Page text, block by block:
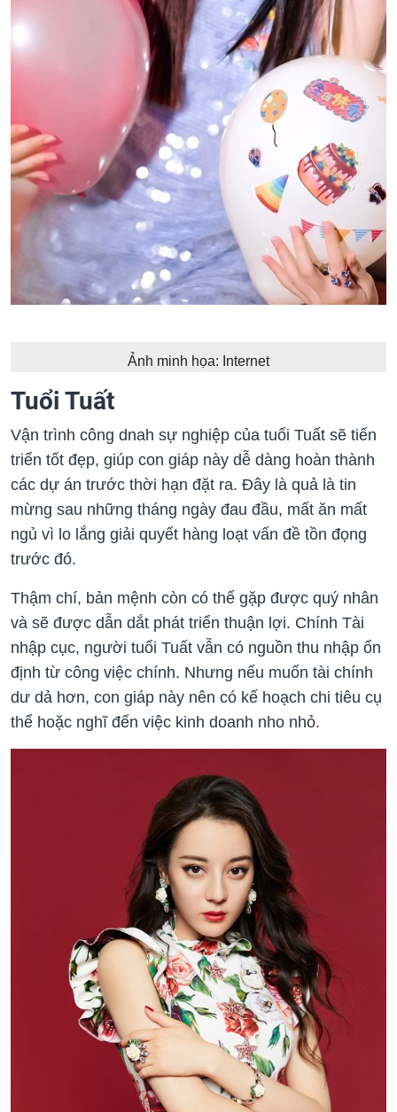
Ảnh minh họa: Internet
Tuổi Tuất
Vận trình công dnah sự nghiệp của tuổi Tuất sẽ tiến
triển tốt đẹp, giúp con giáp này dễ dàng hoàn thành
các dự án trước thời hạn đặt ra. Đây là quả là tin
mừng sau những tháng ngày đau đầu, mất ăn mất
ngủ vì lo lắng giải quyết hàng loạt vấn đề tồn đọng
trước đó.
Thậm chí, bản mệnh còn có thể gặp được quý nhân
và sẽ được dẫn dắt phát triển thuận lợi. Chính Tài
nhập cục, người tuổi Tuất vẫn có nguồn thu nhập ổn
định từ công việc chính. Nhưng nếu muốn tài chính
dư dả hơn, con giáp này nên có kế hoạch chi tiêu cụ
thể hoặc nghĩ đến việc kinh doanh nho nhỏ.